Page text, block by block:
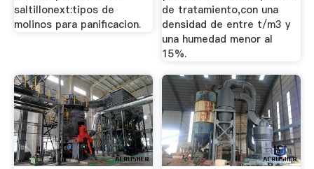
saltillonext:tipos de
molinos para panificacion.
de tratamiento,con una
densidad de entre t/m3 y
una humedad menor al
15%.